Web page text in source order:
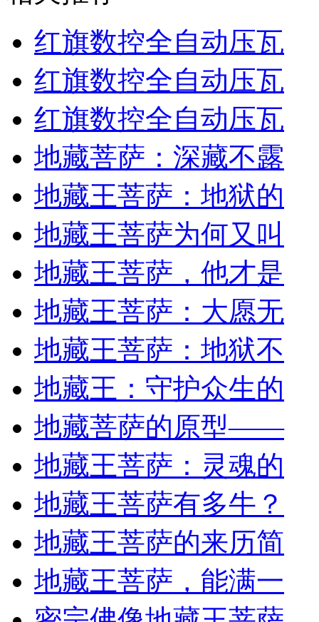
红旗数控全自动压瓦
红旗数控全自动压瓦
红旗数控全自动压瓦
地藏菩萨：深藏不露
地藏王菩萨：地狱的
地藏王菩萨为何又叫
地藏王菩萨，他才是
地藏王菩萨：大愿无
地藏王菩萨：地狱不
地藏王：守护众生的
地藏菩萨的原型——
地藏王菩萨：灵魂的
地藏王菩萨有多牛？
地藏王菩萨的来历简
地藏王菩萨，能满一